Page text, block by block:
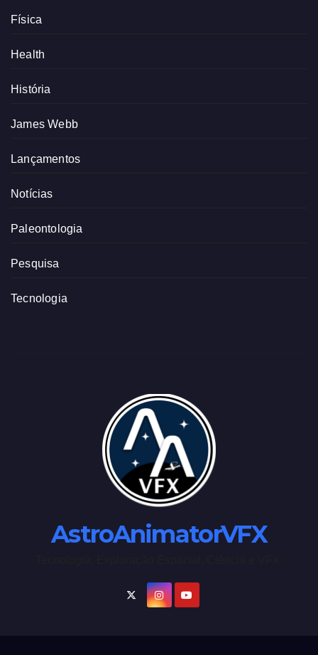
Física
Health
História
James Webb
Lançamentos
Notícias
Paleontologia
Pesquisa
Tecnologia
AstroAnimatorVFX